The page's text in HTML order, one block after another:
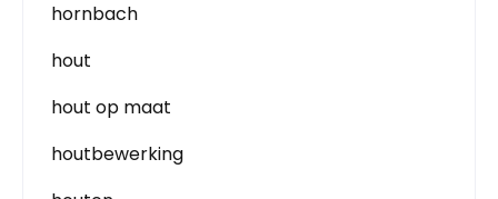
hornbach
hout
hout op maat
houtbewerking